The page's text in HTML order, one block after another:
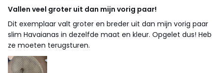
Vallen veel groter uit dan mijn vorig paar!
Dit exemplaar valt groter en breder uit dan mijn vorig paar
slim Havaianas in dezelfde maat en kleur. Opgelet dus! Heb
ze moeten terugsturen.